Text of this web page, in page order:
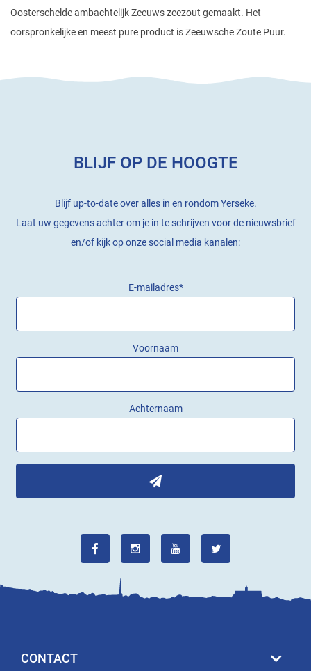
Oosterschelde ambachtelijk Zeeuws zeezout gemaakt. Het
oorspronkelijke en meest pure product is Zeeuwsche Zoute Puur.
BLIJF OP DE HOOGTE
Blijf up-to-date over alles in en rondom Yerseke.
Laat uw gegevens achter om je in te schrijven voor de nieuwsbrief
en/of kijk op onze social media kanalen:
E-mailadres*
Voornaam
Achternaam
CONTACT